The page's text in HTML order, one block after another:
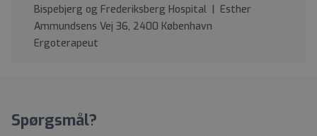
Bispebjerg og Frederiksberg Hospital | Esther
Ammundsens Vej 36, 2400 København
Ergoterapeut
Spørgsmål?